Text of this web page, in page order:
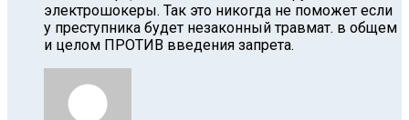
электрошокеры. Так это никогда не поможет если
у преступника будет незаконный травмат. в общем
и целом ПРОТИВ введения запрета.